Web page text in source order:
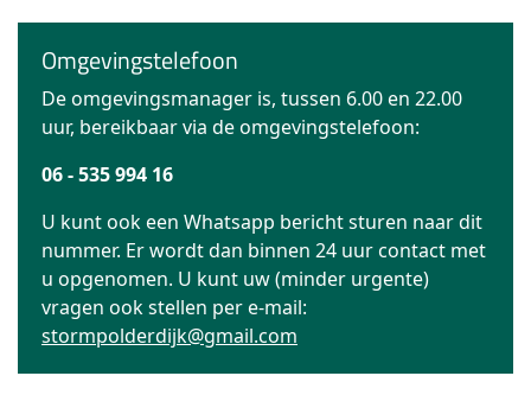
Omgevingstelefoon
De omgevingsmanager is, tussen 6.00 en 22.00
uur, bereikbaar via de omgevingstelefoon:
06 - 535 994 16
U kunt ook een Whatsapp bericht sturen naar dit
nummer. Er wordt dan binnen 24 uur contact met
u opgenomen. U kunt uw (minder urgente)
vragen ook stellen per e-mail:
stormpolderdijk@gmail.com